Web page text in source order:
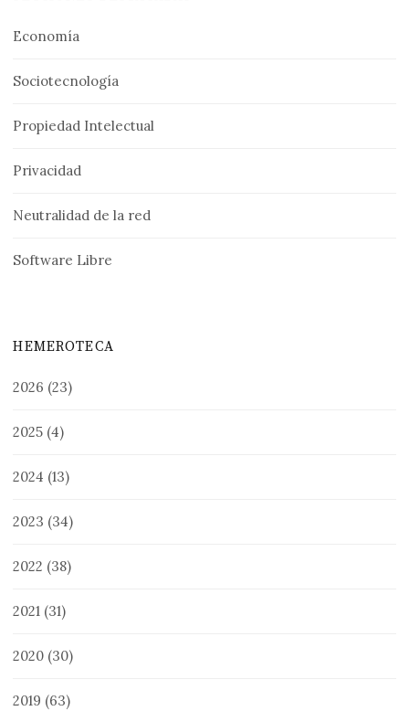
Economía
Sociotecnología
Propiedad Intelectual
Privacidad
Neutralidad de la red
Software Libre
HEMEROTECA
2026 (23)
2025 (4)
2024 (13)
2023 (34)
2022 (38)
2021 (31)
2020 (30)
2019 (63)